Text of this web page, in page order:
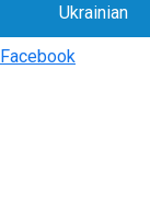
Ukrainian
Facebook